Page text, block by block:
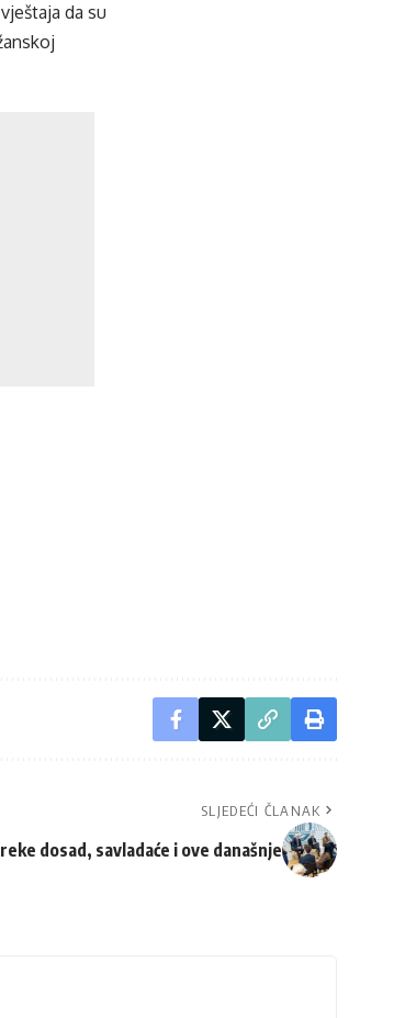
da su
SLJEDEĆI ČLANAK
dosad, savladaće i ove današnje